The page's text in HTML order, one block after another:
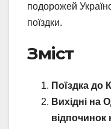
подорожей
поїздки.
Зміст
Поїздка до
Вихідні на
відпочинок